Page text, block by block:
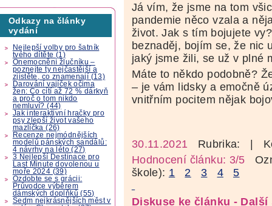
Odkazy na články
vydání
Nejlepší volby pro šatník
tvého dítěte (1)
Onemocnění žlučníku –
poznejte ty nejčastější a
zjistěte, co znamenají (13)
Darování vajíček očima
žen: Co cítí až 72 % dárkyň
a proč o tom nikdo
nemluví? (44)
Jak interaktivní hračky pro
psy zlepší život vašeho
mazlíčka (26)
Recenze nejmódnějších
modelů pánských sandálů:
4 návrhy na léto (27)
3 Nejlepší Destinace pro
Last Minute dovolenou u
moře 2024 (39)
Ozdobte se s grácii:
Průvodce výběrem
dámských doplňků (55)
Sedm nejkrásnějších měst v
Já vím, že jsme na tom
pandemie něco vzala a
život. Jak s tím bojujete
beznaděj, bojím se, že nic
jaký jsme žili, se už v plné
Máte to někdo podobně?
– je vám lidsky a emočně
vnitřním pocitem nějak
30.11.2021 Rubrika:
|
Hodnocení článku: 3/5
škole): 1 2 3 4 5
Diskuse ke článku -